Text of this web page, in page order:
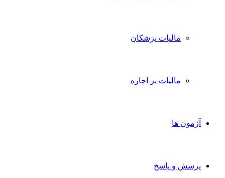
مالیات پزشکان
مالیات بر اجاره
آزمون ها
پرسش و پاسخ